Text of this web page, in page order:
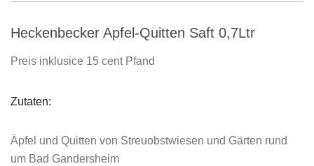
Heckenbecker Apfel-Quitten Saft 0,7Ltr
Preis inklusice 15 cent Pfand
Zutaten:
Äpfel und Quitten von Streuobstwiesen und Gärten rund
um Bad Gandersheim